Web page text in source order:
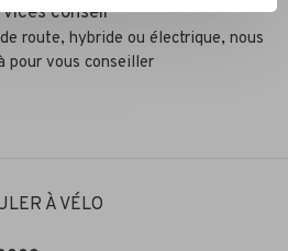
conseil
route, hybride ou électrique, nous
pour vous conseiller
À VÉLO